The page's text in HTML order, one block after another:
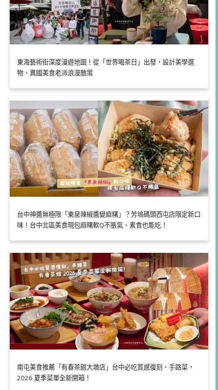
東海藝術街深度漫遊地圖！從「世界喝茶日」出發，設計美學選
物、異國美食老派浪漫散策
台中神醬無極限「東泉辣椒醬變麻糬」？芳塢碼頭西屯店限定新口
味！台中北區美食現包麻糬軟Q不脹氣、素食也能吃！
南屯美食推薦「有春茶館大墩店」台中必吃質感復刻、手路菜，
2026 夏季菜單全新開箱！